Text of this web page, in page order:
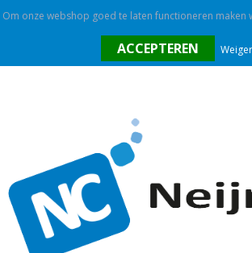
Promotietextiel
Tassen
Alle categorieën
Om onze webshop goed te laten functioneren maken